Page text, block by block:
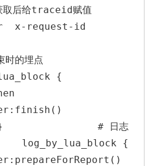
取后给traceid赋值
x-request-id
{
# 日志
log_by_lua_block {